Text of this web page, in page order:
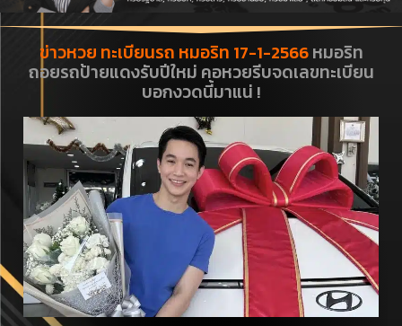
ข่าวหวย ทะเบียนรถ หมอริท 17-1-2566หมอริท
ถอยรถป้ายแดงรับปีใหม่ คอหวยรีบจดเลขทะเบียน
บอกงวดนี้มาแน่ !